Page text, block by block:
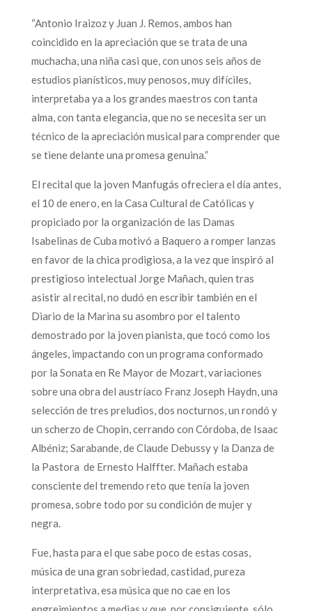
“Antonio Iraizoz y Juan J. Remos, ambos han
coincidido en la apreciación que se trata de una
muchacha, una niña casi que, con unos seis años de
estudios pianísticos, muy penosos, muy difíciles,
interpretaba ya a los grandes maestros con tanta
alma, con tanta elegancia, que no se necesita ser un
técnico de la apreciación musical para comprender que
se tiene delante una promesa genuina.”
El recital que la joven Manfugás ofreciera el día antes,
el 10 de enero, en la Casa Cultural de Católicas y
propiciado por la organización de las Damas
Isabelinas de Cuba motivó a Baquero a romper lanzas
en favor de la chica prodigiosa, a la vez que inspiró al
prestigioso intelectual Jorge Mañach, quien tras
asistir al recital, no dudó en escribir también en el
Diario de la Marina su asombro por el talento
demostrado por la joven pianista, que tocó como los
ángeles, impactando con un programa conformado
por la Sonata en Re Mayor de Mozart, variaciones
sobre una obra del austríaco Franz Joseph Haydn, una
selección de tres preludios, dos nocturnos, un rondó y
un scherzo de Chopin, cerrando con Córdoba, de Isaac
Albéniz; Sarabande, de Claude Debussy y la Danza de
la Pastora de Ernesto Halffter. Mañach estaba
consciente del tremendo reto que tenía la joven
promesa, sobre todo por su condición de mujer y
negra.
Fue, hasta para el que sabe poco de estas cosas,
música de una gran sobriedad, castidad, pureza
interpretativa, esa música que no cae en los